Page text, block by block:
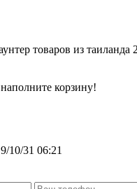
товаров из
корзину!
10/31 06:21